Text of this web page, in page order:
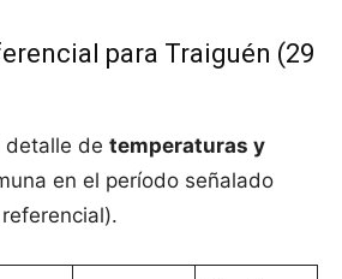
para Traiguén (29
detalle de temperaturas y
en el período señalado